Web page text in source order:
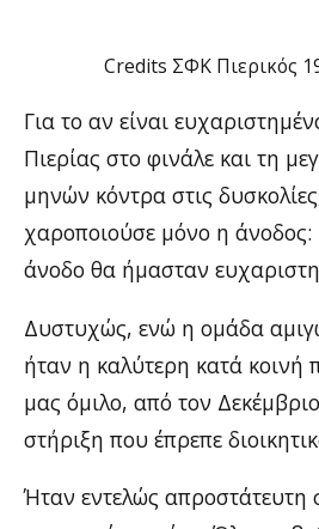
Credits ΣΦΚ Πιερικός
Για το αν είναι
Πιερίας στο φινάλε και τη
μηνών κόντρα στις
χαροποιούσε μόνο η
άνοδο θα ήμασταν
Δυστυχώς, ενώ η ομάδα
ήταν η καλύτερη κατά κοινή
μας όμιλο, από τον
στήριξη που έπρεπε
Ήταν εντελώς απροστάτευτη